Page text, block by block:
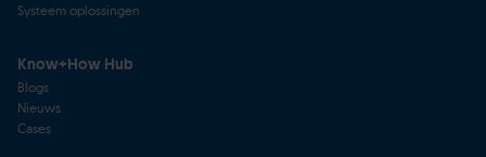
Systeem oplossingen
Know+How Hub
Blogs
Nieuws
Cases